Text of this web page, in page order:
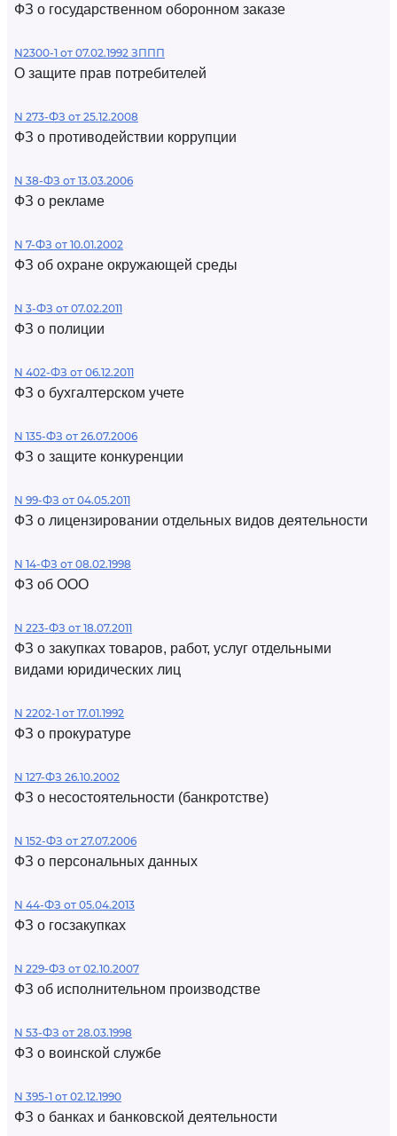
ФЗ о государственном оборонном заказе
N2300-1 от 07.02.1992 ЗППП
О защите прав потребителей
N 273-ФЗ от 25.12.2008
ФЗ о противодействии коррупции
N 38-ФЗ от 13.03.2006
ФЗ о рекламе
N 7-ФЗ от 10.01.2002
ФЗ об охране окружающей среды
N 3-ФЗ от 07.02.2011
ФЗ о полиции
N 402-ФЗ от 06.12.2011
ФЗ о бухгалтерском учете
N 135-ФЗ от 26.07.2006
ФЗ о защите конкуренции
N 99-ФЗ от 04.05.2011
ФЗ о лицензировании отдельных видов деятельности
N 14-ФЗ от 08.02.1998
ФЗ об ООО
N 223-ФЗ от 18.07.2011
ФЗ о закупках товаров, работ, услуг отдельными
видами юридических лиц
N 2202-1 от 17.01.1992
ФЗ о прокуратуре
N 127-ФЗ 26.10.2002
ФЗ о несостоятельности (банкротстве)
N 152-ФЗ от 27.07.2006
ФЗ о персональных данных
N 44-ФЗ от 05.04.2013
ФЗ о госзакупках
N 229-ФЗ от 02.10.2007
ФЗ об исполнительном производстве
N 53-ФЗ от 28.03.1998
ФЗ о воинской службе
N 395-1 от 02.12.1990
ФЗ о банках и банковской деятельности